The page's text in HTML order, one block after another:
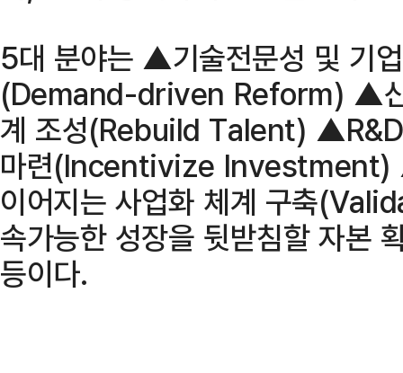
5대 분야는 ▲기술전문성 및 기
(Demand-driven Reform) ▲산
계 조성(Rebuild Talent) ▲R&D
마련(Incentivize Investment)
이어지는 사업화 체계 구축
속가능한 성장을 뒷받침할 자
등이다.